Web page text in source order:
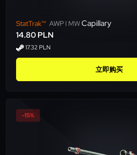
StatTrak™ AWP l MWCapillary
14.80 PLN
17.32 PLN
立即购买
-15%